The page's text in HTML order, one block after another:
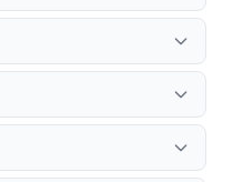
Bedding Milano
tips: